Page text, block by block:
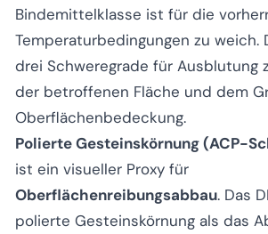
Bindemittelklasse ist für die
Temperaturbedingungen zu weich.
drei Schweregrade für Ausblutung
der betroffenen Fläche und dem
Oberflächenbedeckung.
Polierte Gesteinskörnung (ACP-
ist ein visueller Proxy für
Oberflächenreibungsabbau. Das
polierte Gesteinskörnung als das